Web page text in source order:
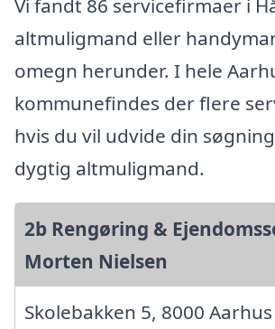
Vi fandt 86 servicefirmaer i
altmuligmand eller
omegn herunder. I hele
kommunefindes der flere
hvis du vil udvide din
dygtig altmuligmand.
2b Rengøring &
Morten Nielsen
Skolebakken 5, 8000 Aarhus